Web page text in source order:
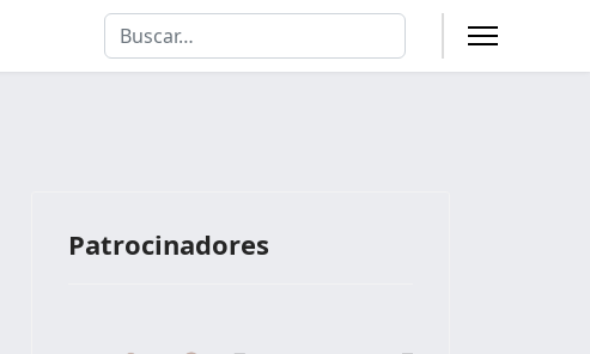
Buscar
Type 2 or more characters for results.
Patrocinadores